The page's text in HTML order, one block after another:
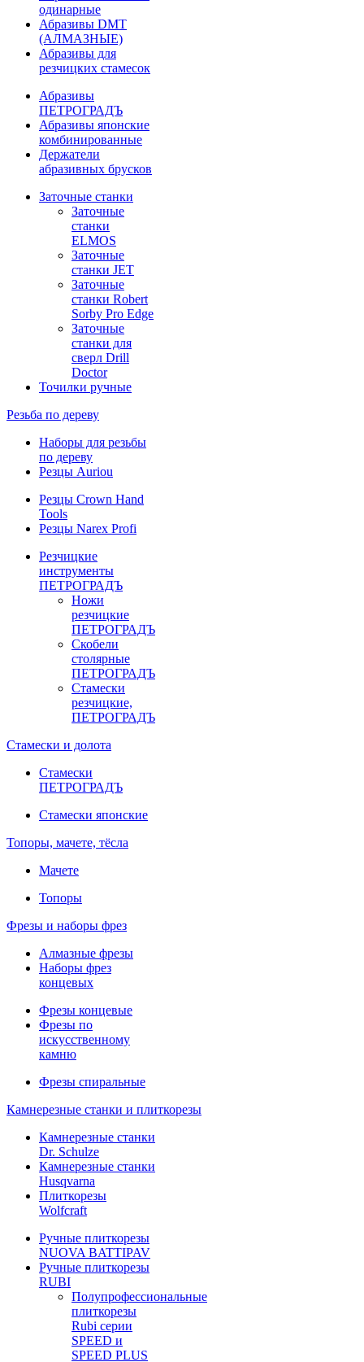
одинарные
Абразивы DMT
(АЛМАЗНЫЕ)
Абразивы для
резчицких стамесок
Абразивы
ПЕТРОГРАДЪ
Абразивы японские
комбинированные
Держатели
абразивных брусков
Заточные станки
Заточные
станки
ELMOS
Заточные
станки JET
Заточные
станки Robert
Sorby Pro Edge
Заточные
станки для
сверл Drill
Doctor
Точилки ручные
Резьба по дереву
Наборы для резьбы
по дереву
Резцы Auriou
Резцы Crown Hand
Tools
Резцы Narex Profi
Резчицкие
инструменты
ПЕТРОГРАДЪ
Ножи
резчицкие
ПЕТРОГРАДЪ
Скобели
столярные
ПЕТРОГРАДЪ
Стамески
резчицкие,
ПЕТРОГРАДЪ
Стамески и долота
Стамески
ПЕТРОГРАДЪ
Стамески японские
Топоры, мачете, тёсла
Мачете
Топоры
Фрезы и наборы фрез
Алмазные фрезы
Наборы фрез
концевых
Фрезы концевые
Фрезы по
искусственному
камню
Фрезы спиральные
Камнерезные станки и плиткорезы
Камнерезные станки
Dr. Schulze
Камнерезные станки
Husqvarna
Плиткорезы
Wolfcraft
Ручные плиткорезы
NUOVA BATTIPAV
Ручные плиткорезы
RUBI
Полупрофессиональные
плиткорезы
Rubi серии
SPEED и
SPEED PLUS